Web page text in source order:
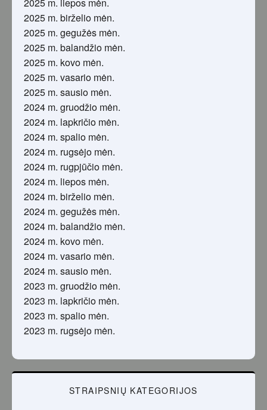
2025 m. birželio mėn.
2025 m. gegužės mėn.
2025 m. balandžio mėn.
2025 m. kovo mėn.
2025 m. vasario mėn.
2025 m. sausio mėn.
2024 m. gruodžio mėn.
2024 m. lapkričio mėn.
2024 m. spalio mėn.
2024 m. rugsėjo mėn.
2024 m. rugpjūčio mėn.
2024 m. liepos mėn.
2024 m. birželio mėn.
2024 m. gegužės mėn.
2024 m. balandžio mėn.
2024 m. kovo mėn.
2024 m. vasario mėn.
2024 m. sausio mėn.
2023 m. gruodžio mėn.
2023 m. lapkričio mėn.
2023 m. spalio mėn.
2023 m. rugsėjo mėn.
STRAIPSNIŲ KATEGORIJOS